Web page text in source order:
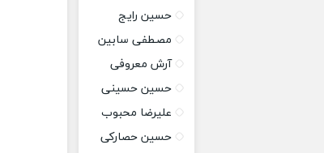
حسین رایج
مصطفی سابین
آرش معروفی
حسین حسینی
علیرضا محبوب
حسین حصارکی